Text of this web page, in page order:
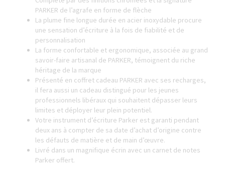
PARKER de l’agrafe en forme de flèche
La plume fine longue durée en acier inoxydable procure
une sensation d’écriture à la fois de fiabilité et de
personnalisation
La forme confortable et ergonomique, associée au grand
savoir-faire artisanal de PARKER, témoignent du riche
héritage de la marque
Présenté en coffret cadeau PARKER avec ses recharges,
il fera aussi un cadeau distingué pour les jeunes
professionnels libéraux qui souhaitent dépasser leurs
limites et déployer leur plein potentiel.
Votre instrument d’écriture Parker est garanti pendant
deux ans à compter de sa date d’achat d’origine contre
les défauts de matière et de main d’œuvre.
Livré dans un magnifique écrin avec un carnet de notes
Parker offert.